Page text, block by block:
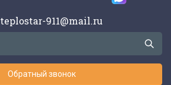
Обратный звонок
teplostar-911@mail.ru